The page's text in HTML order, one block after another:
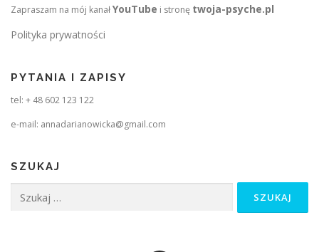
Zapraszam na mój kanałYouTube i stronę twoja-psyche.pl
Polityka prywatności
PYTANIA I ZAPISY
tel: + 48 602 123 122
e-mail: annadarianowicka@gmail.com
SZUKAJ